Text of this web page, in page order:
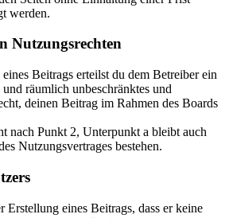
werden.
Nutzungsrechten
Beitrags erteilst du dem Betreiber ein
räumlich unbeschränktes und
deinen Beitrag im Rahmen des Boards
nach Punkt 2, Unterpunkt a bleibt auch
Nutzungsvertrages bestehen.
Erstellung eines Beitrags, dass er keine